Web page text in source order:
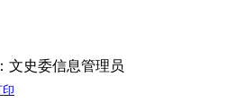
文史委信息管理员
印